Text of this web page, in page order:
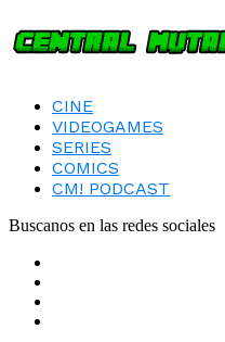
CINE
VIDEOGAMES
SERIES
COMICS
CM! PODCAST
Buscanos en las redes sociales